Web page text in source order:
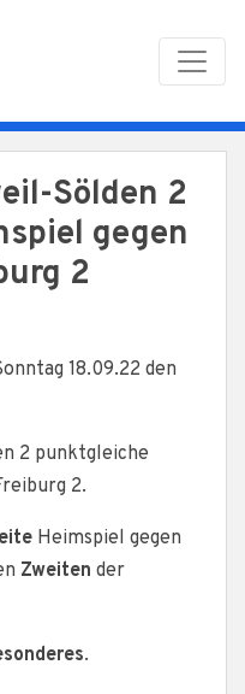
Sölden 2
gegen
2
18.09.22 den
2 punktgleiche
2.
Heimspiel gegen
Zweiten der
.